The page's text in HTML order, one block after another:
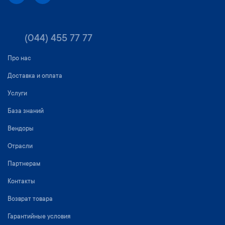
(044) 455 77 77
Про нас
Доставка и оплата
Услуги
База знаний
Вендоры
Отрасли
Партнерам
Контакты
Возврат товара
Гарантийные условия